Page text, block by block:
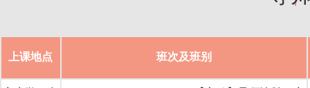
上课地点 班次及班别